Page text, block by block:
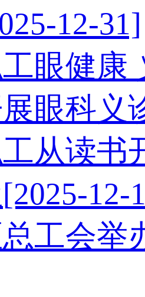
12-31]
眼健康
眼科义
从读书
[2025-12-
工会举